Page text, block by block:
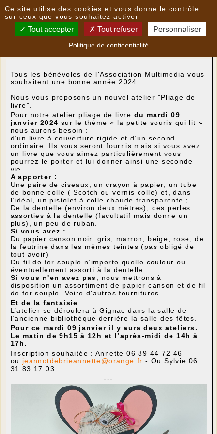
Nouvelles
Atelier "Pliage de livre" le mardi 9 janvier
Tous les bénévoles de l'Association Multimedia vous
souhaitent une bonne année 2024.
Nous vous proposons un nouvel atelier "Pliage de
livre".
Pour notre atelier pliage de livre du mardi 09
janvier 2024 sur le thème « la petite souris qui lit »
nous aurons besoin :
d’un livre à couverture rigide et d’un second
ordinaire. Ils vous seront fournis mais si vous avez
un livre que vous aimez particulièrement vous
pourrez le porter et lui donner ainsi une seconde
vie.
A apporter :
Une paire de ciseaux, un crayon à papier, un tube
de bonne colle ( Scotch ou vernis colle) et, dans
l’idéal, un pistolet à colle chaude transparente ;
De la dentelle (environ deux mètres), des perles
assorties à la dentelle (facultatif mais donne un
plus), un peu de ruban.
Si vous avez :
Du papier canson noir, gris, marron, beige, rose, de
la feutrine dans les mêmes teintes (pas obligé de
tout avoir)
Du fil de fer souple n’importe quelle couleur ou
éventuellement assorti à la dentelle.
Si vous n'en avez pas
, nous mettrons à
disposition un assortiment de papier canson et de fil
de fer souple. Voire d'autres fournitures...
Et de la fantaisie
L’atelier se déroulera à Gignac dans la salle de
l’ancienne bibliothèque derrière la salle des fêtes.
Pour ce mardi 09 janvier il y aura deux ateliers.
Le matin de 9h15 à 12h et l’après-midi de 14h à
17h.
Inscription souhaitée : Annette 06 89 44 72 46
ou jeannotdebrieannette@orange.fr - Ou Sylvie 06
31 83 17 03
---
Ce site utilise des cookies et vous donne le contrôle
sur ceux que vous souhaitez activer
Tout accepter Tout refuser Personnaliser
Politique de confidentialité